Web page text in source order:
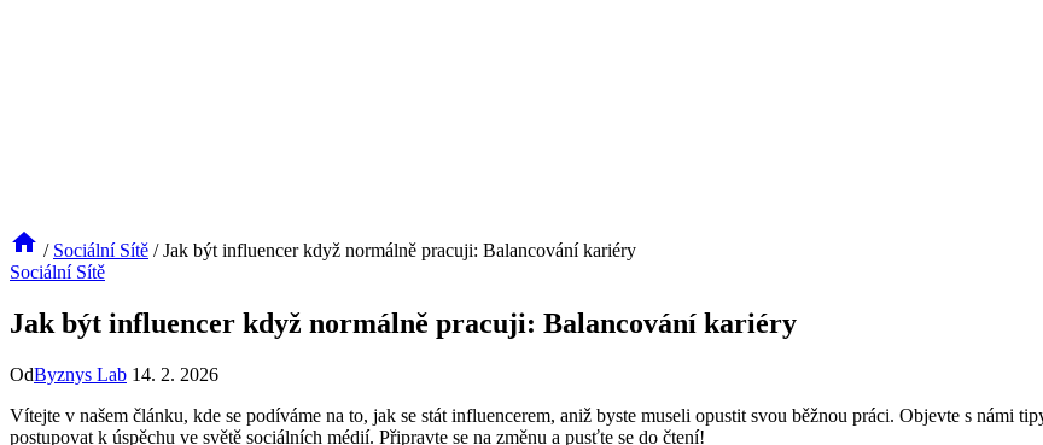
/ Sociální Sítě / Jak být influencer když normálně pracuji: Balancování kariéry
Sociální Sítě
Jak být influencer když normálně pracuji: Balancování kariéry
OdByznys Lab 14. 2. 2026
Vítejte v našem článku, kde se podíváme na to, jak se stát influencerem, aniž byste museli opustit svou běžnou práci. Objevte s námi
postupovat k úspěchu ve světě sociálních médií. Připravte se na změnu a pusťte se do čtení!